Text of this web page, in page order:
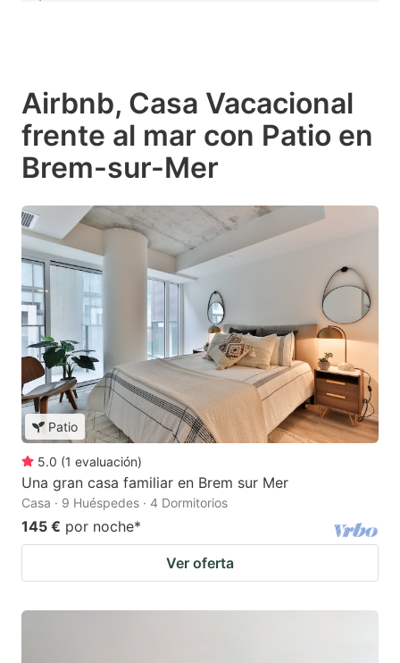
Airbnb, Casa Vacacional
frente al mar con Patio en
Brem-sur-Mer
Patio
5.0 (1 evaluación)
Una gran casa familiar en Brem sur Mer
Casa · 9 Huéspedes · 4 Dormitorios
145 € por noche*
Ver oferta